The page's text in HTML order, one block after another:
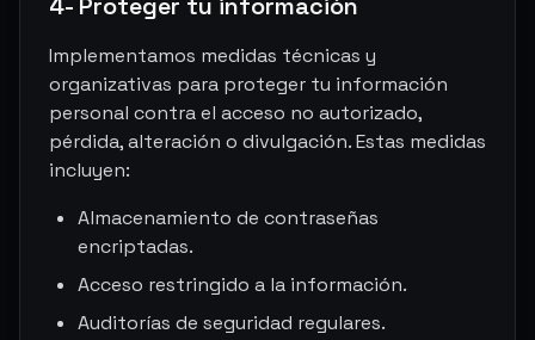
Implementamos medidas técnicas y
organizativas para proteger tu información
personal contra el acceso no autorizado,
pérdida, alteración o divulgación. Estas medidas
incluyen:
Almacenamiento de contraseñas
encriptadas.
Acceso restringido a la información.
Auditorías de seguridad regulares.